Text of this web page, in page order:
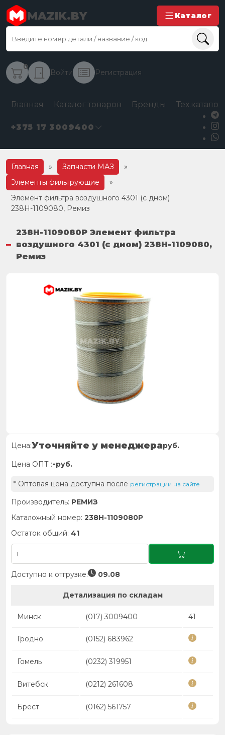
MAZIK.BY Каталог
0
Войти Регистрация
Главная Каталог товаров Бренды
+375 17 3009400
Главная » Запчасти МАЗ
»
Элементы фильтрующие
»
Элемент фильтра воздушного 4301 (с дном)
238Н-1109080, Ремиз
238Н-1109080Р Элемент фильтра
воздушного 4301 (с дном) 238Н-1109080,
Ремиз
Цена:Уточняйте у менеджераруб.
Цена ОПТ :-руб.
* Оптовая цена доступна после регистрации на сайте
Производитель: РЕМИЗ
Каталожный номер: 238Н-1109080Р
Остаток общий: 41
Доступно к отгрузке: 09.08
Детализация по складам
Минск (017) 3009400 41
Гродно (0152) 683962
Гомель (0232) 319951
Витебск (0212) 261608
Брест (0162) 561757